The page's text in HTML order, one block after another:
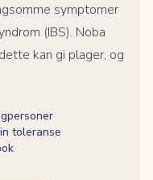
symptomer
(IBS). Noba
kan gi plager, og
toleranse